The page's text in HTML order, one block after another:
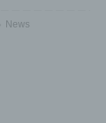
News